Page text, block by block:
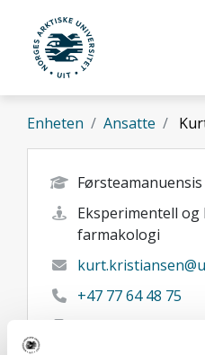
Gå til hovedinnhold
UiT Norges arktiske
Enheten Ansatte
Førsteamanuensis
Eksperimentell og
farmakologi
+47 77 64 48 75